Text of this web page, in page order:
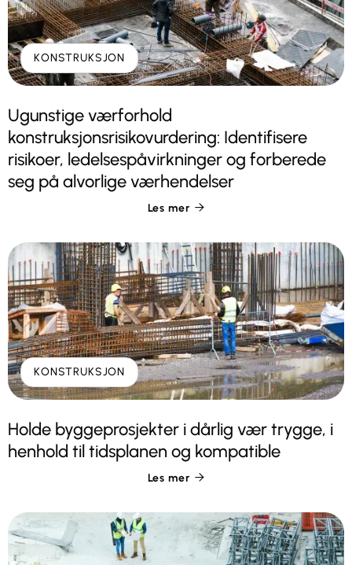
KONSTRUKSJON
Ugunstige værforhold
konstruksjonsrisikovurdering: Identifisere
risikoer, ledelsespåvirkninger og forberede
seg på alvorlige værhendelser
Les mer 
KONSTRUKSJON
Holde byggeprosjekter i dårlig vær trygge, i
henhold til tidsplanen og kompatible
Les mer 